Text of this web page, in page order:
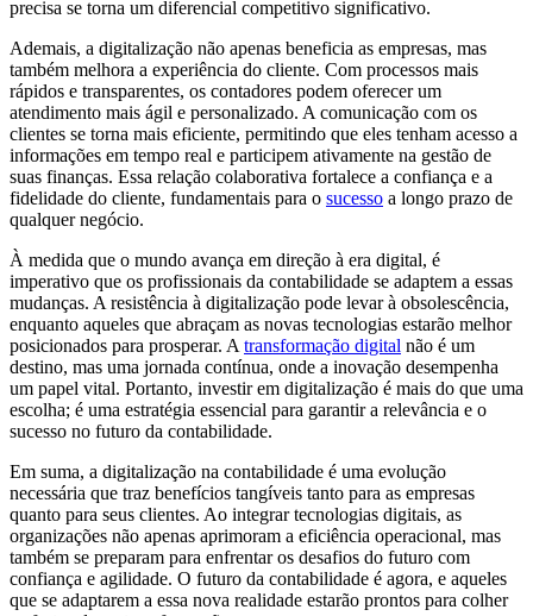
precisa se torna um diferencial competitivo significativo.
Ademais, a digitalização não apenas beneficia as empresas, mas
também melhora a experiência do cliente. Com processos mais
rápidos e transparentes, os contadores podem oferecer um
atendimento mais ágil e personalizado. A comunicação com os
clientes se torna mais eficiente, permitindo que eles tenham acesso a
informações em tempo real e participem ativamente na gestão de
suas finanças. Essa relação colaborativa fortalece a confiança e a
fidelidade do cliente, fundamentais para o sucesso a longo prazo de
qualquer negócio.
À medida que o mundo avança em direção à era digital, é
imperativo que os profissionais da contabilidade se adaptem a essas
mudanças. A resistência à digitalização pode levar à obsolescência,
enquanto aqueles que abraçam as novas tecnologias estarão melhor
posicionados para prosperar. A transformação digital não é um
destino, mas uma jornada contínua, onde a inovação desempenha
um papel vital. Portanto, investir em digitalização é mais do que uma
escolha; é uma estratégia essencial para garantir a relevância e o
sucesso no futuro da contabilidade.
Em suma, a digitalização na contabilidade é uma evolução
necessária que traz benefícios tangíveis tanto para as empresas
quanto para seus clientes. Ao integrar tecnologias digitais, as
organizações não apenas aprimoram a eficiência operacional, mas
também se preparam para enfrentar os desafios do futuro com
confiança e agilidade. O futuro da contabilidade é agora, e aqueles
que se adaptarem a essa nova realidade estarão prontos para colher